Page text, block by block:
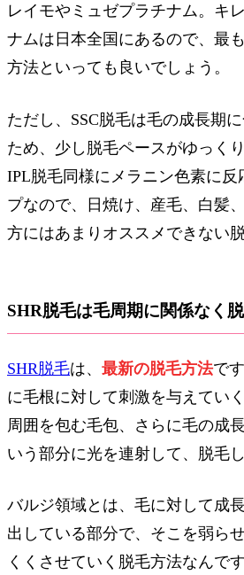
レイモやミュゼプラチナム。キ
ナムは日本全国にあるので、最
方法といっても良いでしょう。
ただし、SSC脱毛は毛の成長期
ため、少し脱毛ペースがゆっく
IPL脱毛同様にメラニン色素に反
プなので、日焼け、産毛、白髪
方にはあまりオススメできない
SHR脱毛は毛周期に関係なく
SHR脱毛は、 最新の脱毛方法で
に毛根に対して刺激を与えてい
周囲を包む毛包、さらに毛の成
いう部分に光を連射して、脱毛し
バルジ領域とは、毛に対して成
出している部分で、そこを弱ら
くくさせていく脱毛方法なんです